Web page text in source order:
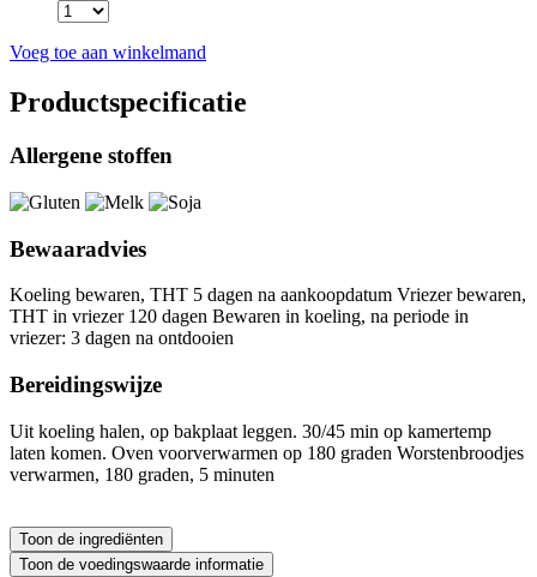
Voeg toe aan winkelmand
Productspecificatie
Allergene stoffen
Bewaaradvies
Koeling bewaren, THT 5 dagen na aankoopdatum Vriezer bewaren,
THT in vriezer 120 dagen Bewaren in koeling, na periode in
vriezer: 3 dagen na ontdooien
Bereidingswijze
Uit koeling halen, op bakplaat leggen. 30/45 min op kamertemp
laten komen. Oven voorverwarmen op 180 graden Worstenbroodjes
verwarmen, 180 graden, 5 minuten